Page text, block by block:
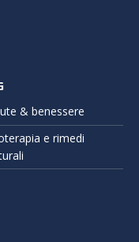
& benessere
e rimedi